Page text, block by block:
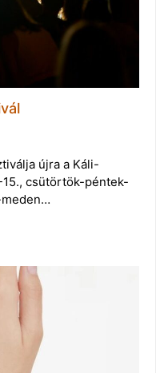
újra a Káli-
csütörtök-péntek-
meden…